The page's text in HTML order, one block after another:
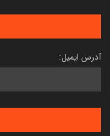
آدرس ایمیل: